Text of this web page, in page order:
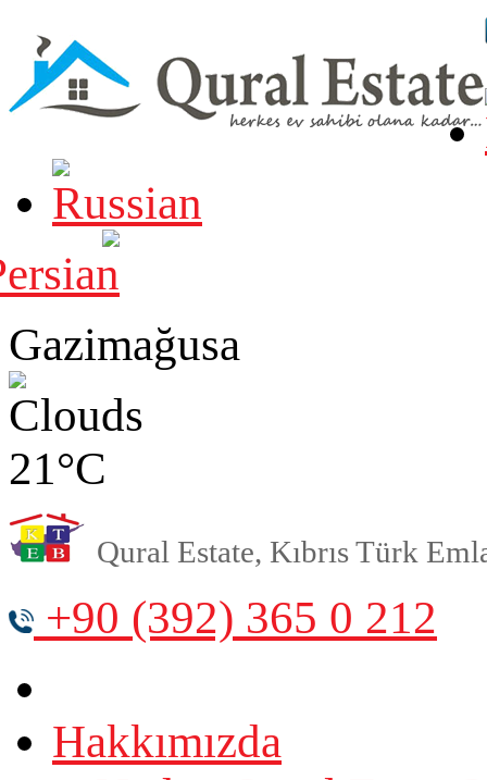
Gazimağusa
21°C
Qural Estate, Kıbrıs Türk
+90 (392) 365 0 212
Hakkımızda